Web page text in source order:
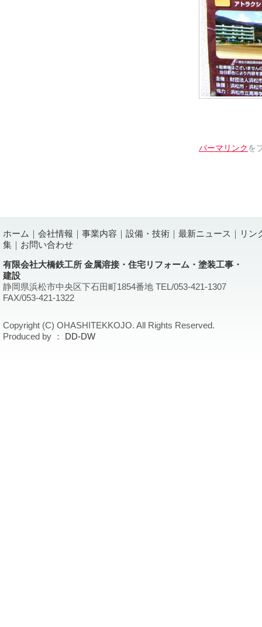
パーマリンク を
ホーム 会社情報 事業内容 設備・技術 最新ニュース
リン
集
お問い合わせ
有限会社大橋鉄工所 金属溶接・住宅リフォーム・塗装工事・
建設
静岡県浜松市中央区下石田町1854番地 TEL/053-421-1307
FAX/053-421-1322
Copyright (C) OHASHITEKKOJO. All Rights Reserved.
Produced by ：
DD-DW